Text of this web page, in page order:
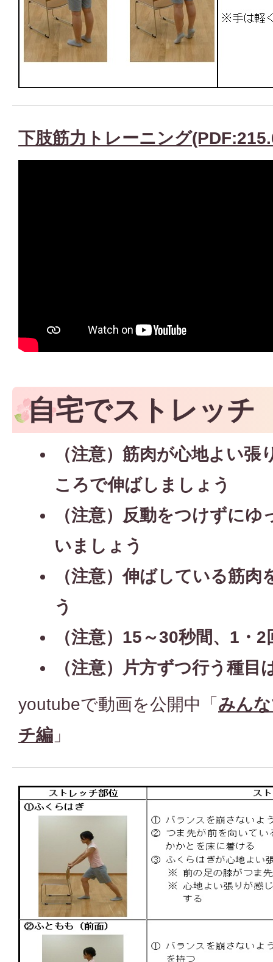
下肢筋力トレーニング
自宅でストレッチ
（注意）筋肉が心地よい
ころで伸ばしましょう
（注意）反動をつけずに
いましょう
（注意）伸ばしている筋
う
（注意）15～30秒間、1・
（注意）片方ずつ行う種
youtubeで動画を公開中「 みん
チ編 」